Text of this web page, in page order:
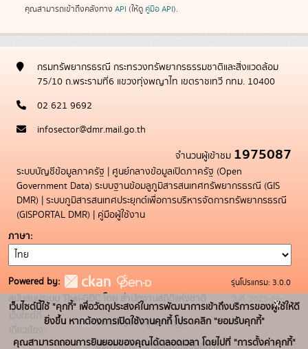
คุณสามารถเข้าถึงคลังทาง API (ให้ดู คู่มือ API).
กรมทรัพยากรธรณี กระทรวงทรัพยากรธรรมชาติและสิ่งแวดล้อม
75/10 ถ.พระรามที่6 แขวงทุ่งพญาไท เขตราชเทวี กทม. 10400
02 621 9692
infosector@dmr.mail.go.th
จำนวนผู้เข้าชม 1975087
ระบบบัญชีข้อมูลภาครัฐ | ศูนย์กลางข้อมูลเปิดภาครัฐ (Open
Government Data) ระบบฐานข้อมลูภูมิสารสนเทศทรัพยากรธรณี (GIS
DMR) | ระบบภูมิสารสนเทศประยุกต์เพื่อการบริหารจัดการทรัพยากรธรณี
(GISPORTAL DMR) | คู่มือผู้ใช้งาน
ภาษา
Powered by:
สนับสนุนระบบ Thai-GDC โดย สำนักงานสถิติแห่งชาติ
เว็บไซต์ที่
เกี่ยวข้อง:
ระบบบัญชีข้อมูลภาครัฐ
บริการนามานุกรมบัญชีข้อมูลภาค
รุ่นโปรแกรม: 3.0.0
วันที่: 2025-05-
19
เว็บไซต์นี้ใช้ "คุกกี้" เพื่อวัตถุประสงค์ในการพัฒนาการเข้าถึงบริการของผู้ใช้ให้ดี
ยิ่งขึ้น หากต้องการเปิดใช้งานคุกกี้ โปรดคลิก "ยอมรับคุกกี้"
คุณสามารถถอนการยินยอมของคุณได้ตลอดเวลา โดยไปที่ "การตั้งค่าคุกกี้"
x